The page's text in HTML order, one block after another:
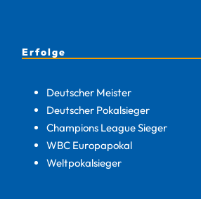
Erfolge
Deutscher Meister
Deutscher Pokalsieger
Champions League Sieger
WBC Europapokal
Weltpokalsieger